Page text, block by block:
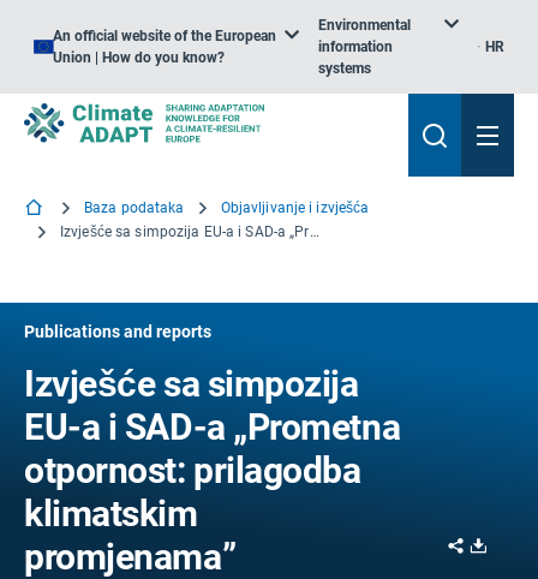
An official website of the European
Union | How do you know?
Environmental
information
systems
HR
Baza podataka
Objavljivanje i izvješća
Izvješće sa simpozija EU-a i SAD-a „Prometna otpornost: prilagodba klimatskim promjenama”
Publications and reports
Izvješće sa simpozija
EU-a i SAD-a „Prometna
otpornost: prilagodba
klimatskim
promjenama”
Share